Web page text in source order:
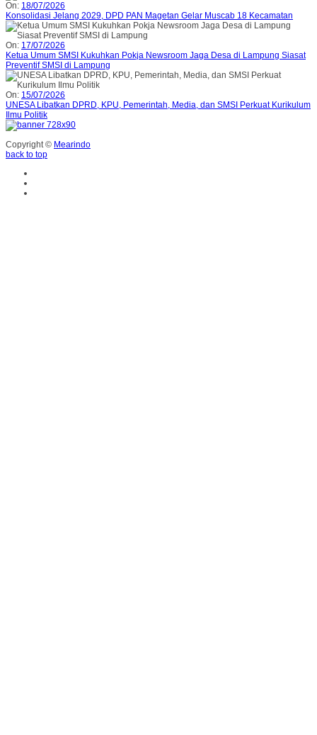
On: 18/07/2026
Konsolidasi Jelang 2029, DPD PAN Magetan Gelar Muscab 18 Kecamatan
On: 17/07/2026
Ketua Umum SMSI Kukuhkan Pokja Newsroom Jaga Desa di Lampung Siasat
Preventif SMSI di Lampung
On: 15/07/2026
UNESA Libatkan DPRD, KPU, Pemerintah, Media, dan SMSI Perkuat Kurikulum
Ilmu Politik
Copyright © Mearindo
back to top